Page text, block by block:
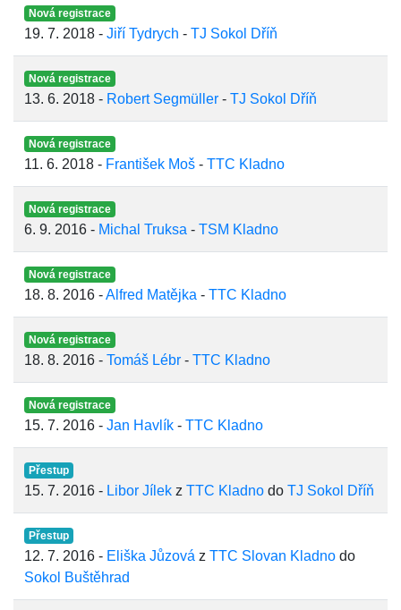
Nová registrace
19. 7. 2018 - Jiří Tydrych - TJ Sokol Dříň
Nová registrace
13. 6. 2018 - Robert Segmüller - TJ Sokol Dříň
Nová registrace
11. 6. 2018 - František Moš - TTC Kladno
Nová registrace
6. 9. 2016 - Michal Truksa - TSM Kladno
Nová registrace
18. 8. 2016 -Alfred Matějka - TTC Kladno
Nová registrace
18. 8. 2016 - Tomáš Lébr - TTC Kladno
Nová registrace
15. 7. 2016 - Jan Havlík - TTC Kladno
Přestup
15. 7. 2016 - Libor Jílek z TTC Kladno do TJ Sokol Dříň
Přestup
12. 7. 2016 - Eliška Jůzová z TTC Slovan Kladno do
Sokol Buštěhrad